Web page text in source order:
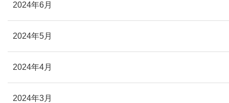
2024年6月
2024年5月
2024年4月
2024年3月